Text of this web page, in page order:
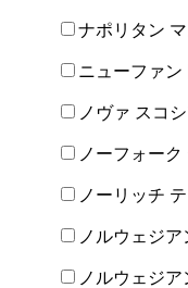
ナポリタン
ニューファン
ノヴァ スコ
ノーフォーク
ノーリッチ
ノルウェジ
ノルウェジア